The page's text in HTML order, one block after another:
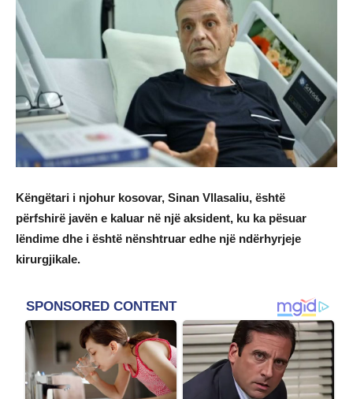
Këngëtari i njohur kosovar, Sinan Vllasaliu, është
përfshirë javën e kaluar në një aksident, ku ka pësuar
lëndime dhe i është nënshtruar edhe një ndërhyrjeje
kirurgjikale.